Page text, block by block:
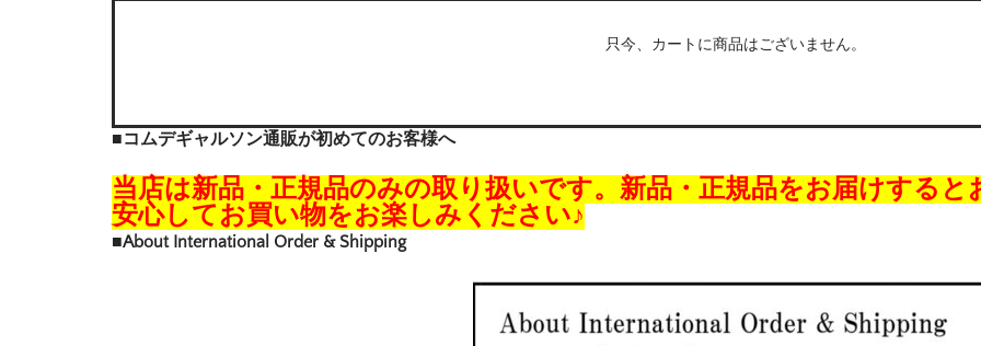
只今、カートに商品はございません。
■コムデギャルソン通販が初めてのお客様へ
当店は新品・正規品のみの取り扱いです。新品・正規品をお届けすると
安心してお買い物をお楽しみください♪
■About International Order & Shipping